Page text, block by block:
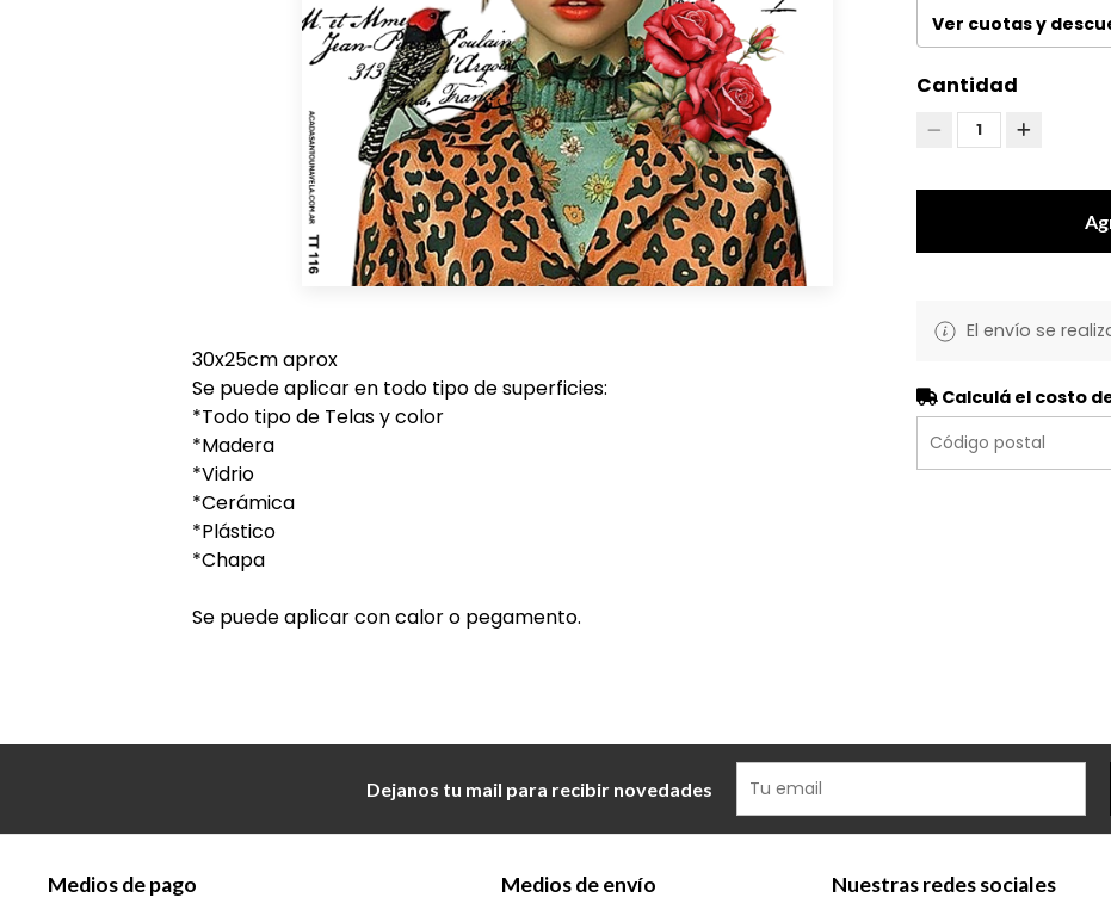
30x25cm aprox
Se puede aplicar en todo tipo de superficies:
*Todo tipo de Telas y color
*Madera
*Vidrio
*Cerámica
*Plástico
*Chapa
Se puede aplicar con calor o pegamento.
Ver cuotas y
Cantidad
1
El envío se
Calculá el costo
Dejanos tu mail para recibir novedades
Medios de pago Medios de envío Nuestras redes sociales